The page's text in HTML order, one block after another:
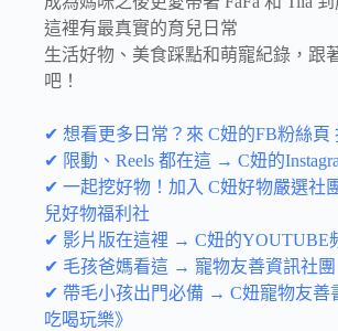
這裡有最真實的育兒日常
生活好物、美食踩點和萌寵紀錄，跟
吧！
✔ 想看更多日常？來 C妞的FB粉絲頁
✔ 限動、Reels 都在這 → C妞的
✔ 一起挖好物！加入 C妞好物嚴選社
兒好物福利社
✔ 影片版在這裡 → C妞的YOUTUBE
✔ 毛孩爸媽看這 → 寵物友善資訊社團
✔ 帶毛小孩出門必備 → C妞寵物友善
吃喝玩樂》